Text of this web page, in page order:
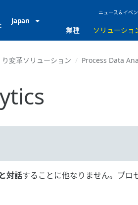
Japan
ニュース＆イベ
業種 ソリューショ
り変革ソリューション Process Data
対話することに他なりません。プロ